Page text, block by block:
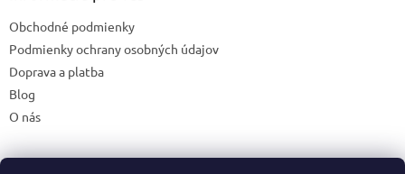
Obchodné podmienky
Podmienky ochrany osobných údajov
Doprava a platba
Blog
O nás